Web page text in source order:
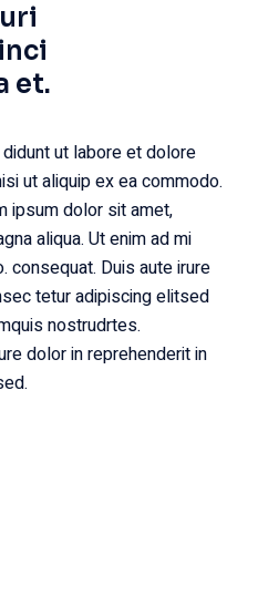
et.
ut labore et dolore
ut aliquip ex ea commodo.
ipsum dolor sit amet,
aliqua. Ut enim ad mi
consequat. Duis aute irure
tetur adipiscing elitsed
nostrudrtes.
dolor in reprehenderit in